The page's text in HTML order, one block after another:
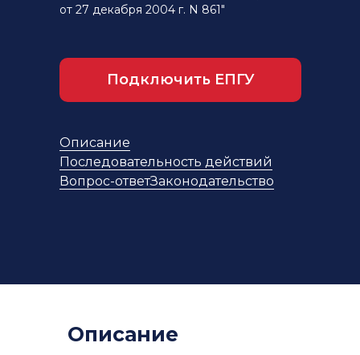
от 27 декабря 2004 г. N 861"
Подключить ЕПГУ
Описание
Последовательность действий
Вопрос-ответЗаконодательство
Описание